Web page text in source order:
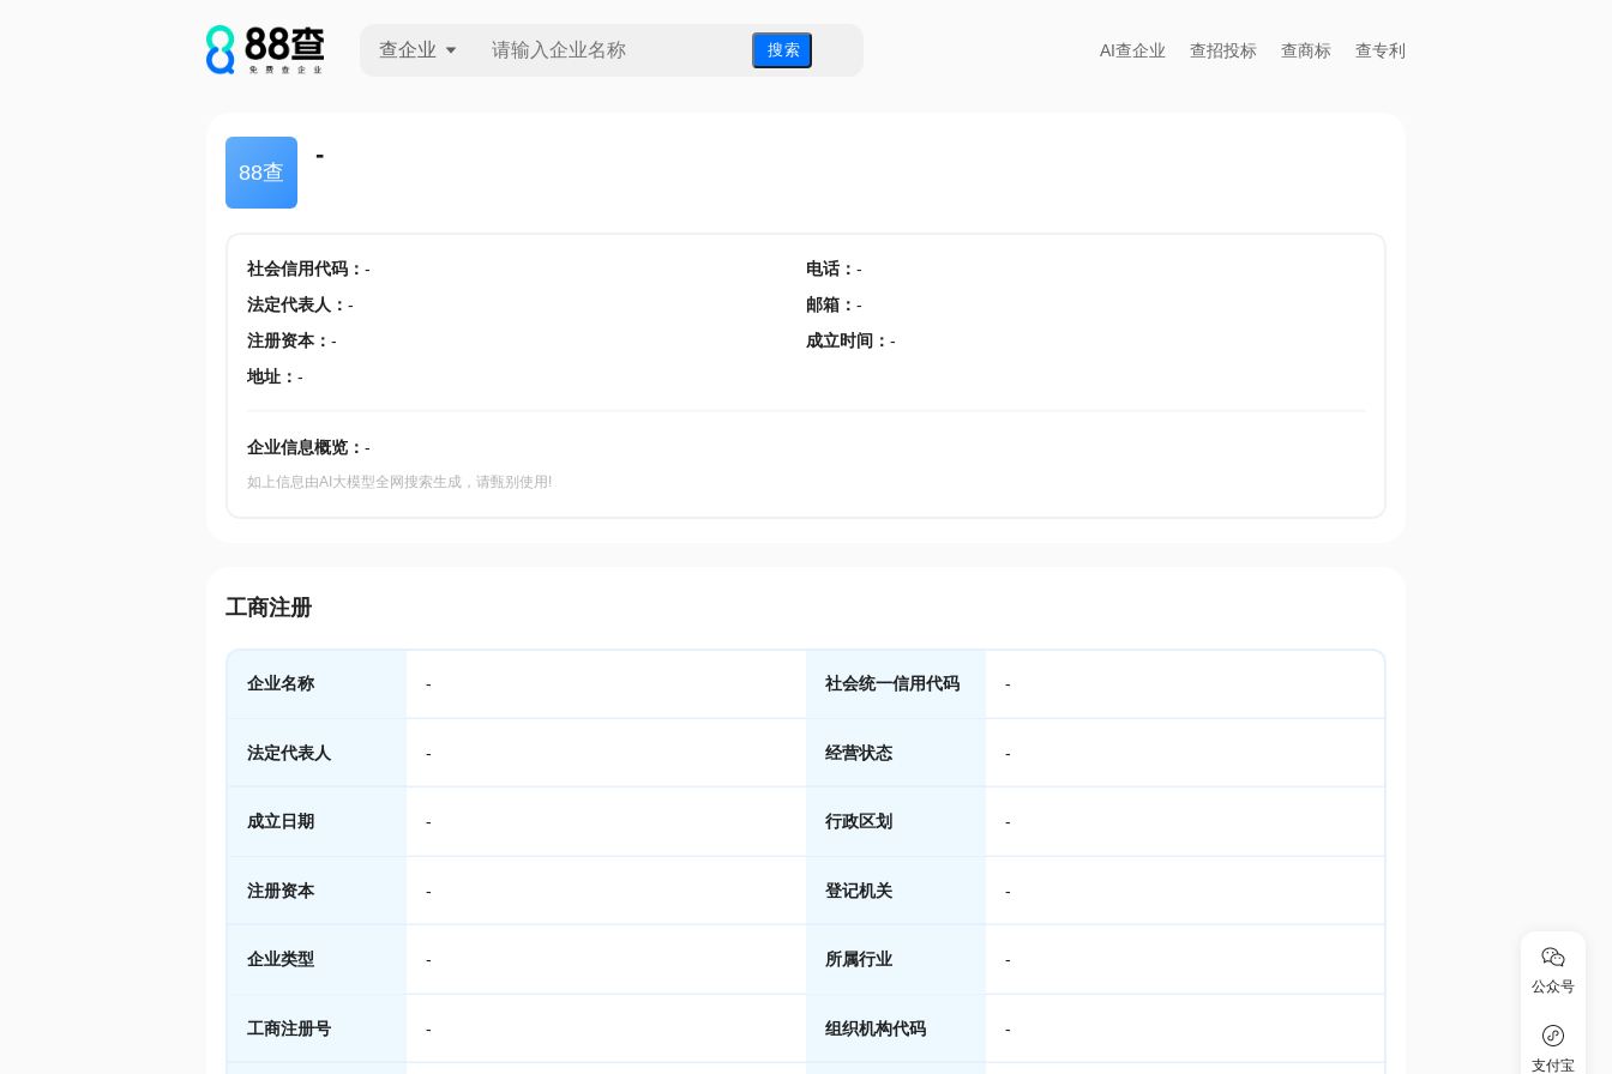
查企业 搜 索 AI查企业 查招投标 查商标 查专利
88查
-
社会信用代码： - 电话： -
法定代表人 ： - 邮箱 ： -
注册资本： - 成立时间 ： -
地址： -
企业信息概览： -
如上信息由AI大模型全网搜索生成，请甄别使用!
工商注册
企业名称 - 社会统一信用代码 -
法定代表人 - 经营状态 -
成立日期 - 行政区划 -
注册资本 - 登记机关 -
企业类型 - 所属行业 -
工商注册号 - 组织机构代码 -
公众号
支付宝